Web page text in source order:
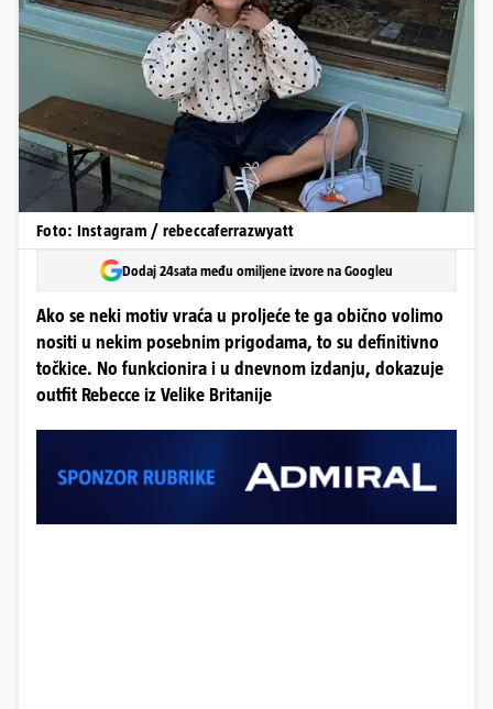
Foto: Instagram / rebeccaferrazwyatt
Dodaj 24sata među omiljene izvore na Googleu
Ako se neki motiv vraća u proljeće te ga obično volimo
nositi u nekim posebnim prigodama, to su definitivno
točkice. No funkcionira i u dnevnom izdanju, dokazuje
outfit Rebecce iz Velike Britanije